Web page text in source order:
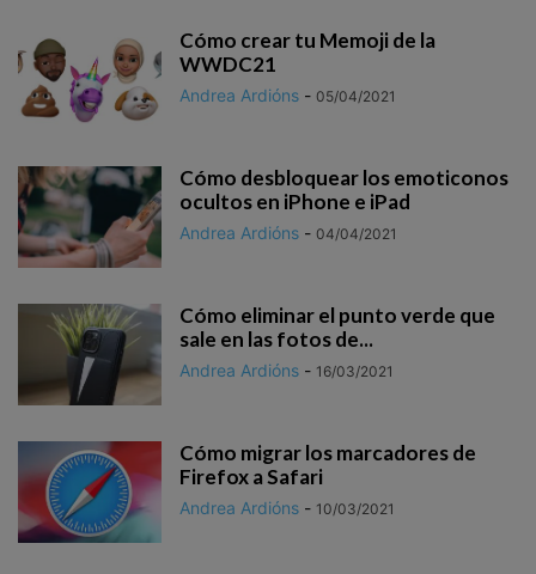
Cómo crear tu Memoji de la
WWDC21
Andrea Ardións - 05/04/2021
Cómo desbloquear los emoticonos
ocultos en iPhone e iPad
Andrea Ardións - 04/04/2021
Cómo eliminar el punto verde que
sale en las fotos de...
Andrea Ardións - 16/03/2021
Cómo migrar los marcadores de
Firefox a Safari
Andrea Ardións - 10/03/2021